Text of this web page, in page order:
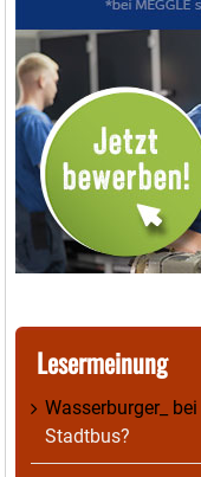
Lesermeinung
Wasserburger_ bei
Stadtbus?